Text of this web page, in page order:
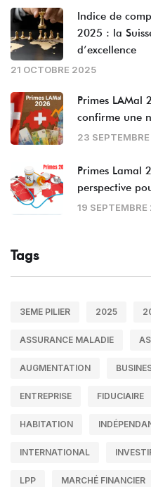
Indice de
2025 : la
d’excellence
21 OCTOBRE 2025
Primes LAMal
confirme une
23
Primes Lamal
perspective
19
Tags
3EME PILIER 2025
ASSURANCE MALADIE
AUGMENTATION
ENTREPRISE FIDUCIAIRE
HABITATION
INTERNATIONAL
LPP MARCHÉ FINANCIER